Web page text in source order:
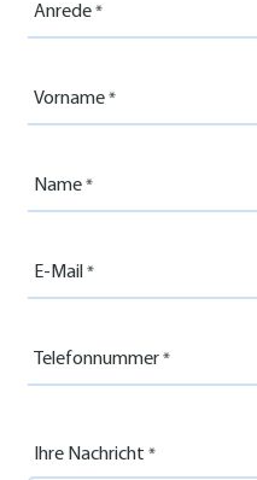
Anrede
Vorname
Name
E-Mail
Telefonnummer
Ihre Nachricht